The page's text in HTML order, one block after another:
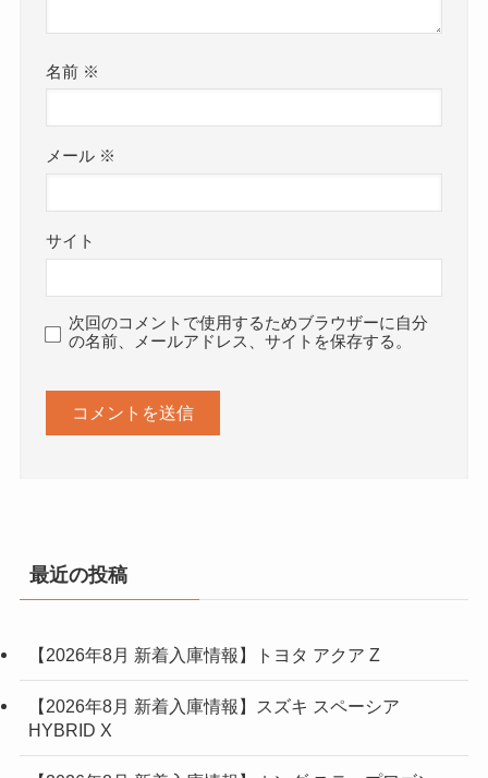
名前 ※
メール ※
サイト
次回のコメントで使用するためブラウザーに自分
の名前、メールアドレス、サイトを保存する。
最近の投稿
【2026年8月 新着入庫情報】トヨタ アクア Z
【2026年8月 新着入庫情報】スズキ スペーシア
HYBRID X